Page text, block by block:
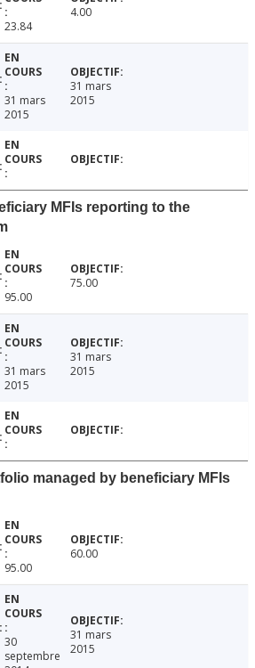
23.84
4.00
31 mars
2015
31 mars
2015
MFIs reporting to the
95.00
75.00
31 mars
2015
31 mars
2015
managed by beneficiary MFIs
95.00
60.00
30
septembre
31 mars
2015